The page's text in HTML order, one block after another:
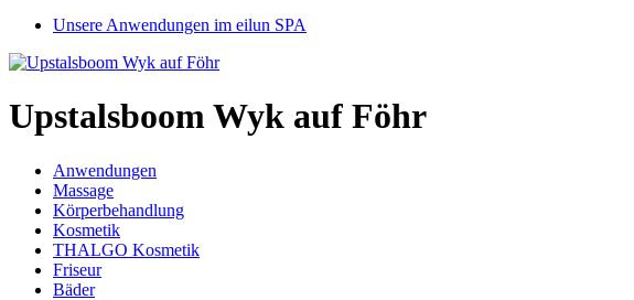
Unsere Anwendungen im eilun SPA
Upstalsboom Wyk auf Föhr
Anwendungen
Massage
Körperbehandlung
Kosmetik
THALGO Kosmetik
Friseur
Bäder